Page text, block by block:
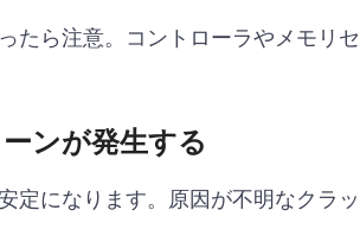
たら注意。コントローラやメモリ
ンが発生する
定になります。原因が不明なクラ